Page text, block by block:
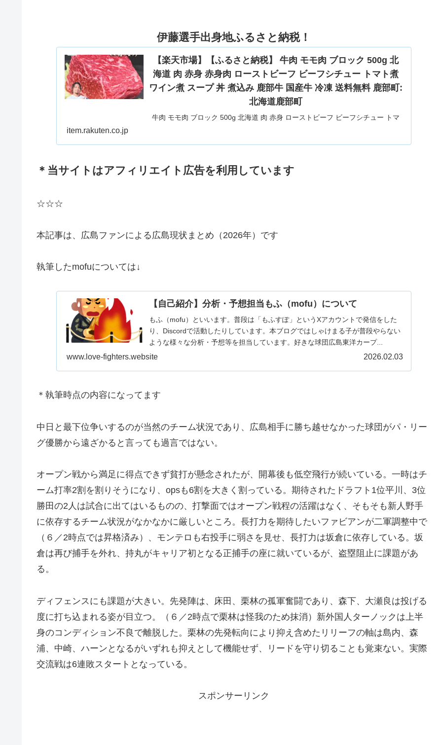
伊藤選手出身地ふるさと納税！
【楽天市場】【ふるさと納税】 牛肉 モモ肉 ブロック 500g 北
海道 肉 赤身 赤身肉 ローストビーフ ビーフシチュー トマト煮
ワイン煮 スープ 丼 煮込み 鹿部牛 国産牛 冷凍 送料無料 鹿部町:
北海道鹿部町
牛肉 モモ肉 ブロック 500g 北海道 肉 赤身 ローストビーフ ビーフシチュー トマ
item.rakuten.co.jp
＊当サイトはアフィリエイト広告を利用しています
☆☆☆
本記事は、広島ファンによる広島現状まとめ（2026年）です
執筆したmofuについては↓
【自己紹介】分析・予想担当もふ（mofu）について
もふ（mofu）といいます。普段は「もふすぽ」というXアカウントで発信をした
り、Discordで活動したりしています。本ブログではしゃけまる子が普段やらない
ような様々な分析・予想等を担当しています。好きな球団広島東洋カープ...
www.love-fighters.website 2026.02.03
＊執筆時点の内容になってます
中日と最下位争いするのが当然のチーム状況であり、広島相手に勝ち越せなかった球団がパ・リー
グ優勝から遠ざかると言っても過言ではない。
オープン戦から満足に得点できず貧打が懸念されたが、開幕後も低空飛行が続いている。一時はチ
ーム打率2割を割りそうになり、opsも6割を大きく割っている。期待されたドラフト1位平川、3位
勝田の2人は試合に出てはいるものの、打撃面ではオープン戦程の活躍はなく、そもそも新人野手
に依存するチーム状況がなかなかに厳しいところ。長打力を期待したいファビアンが二軍調整中で
（６／2時点では昇格済み）、モンテロも右投手に弱さを見せ、長打力は坂倉に依存している。坂
倉は再び捕手を外れ、持丸がキャリア初となる正捕手の座に就いているが、盗塁阻止に課題があ
る。
ディフェンスにも課題が大きい。先発陣は、床田、栗林の孤軍奮闘であり、森下、大瀬良は投げる
度に打ち込まれる姿が目立つ。（６／2時点で栗林は怪我のため抹消）新外国人ターノックは上半
身のコンディション不良で離脱した。栗林の先発転向により抑え含めたリリーフの軸は島内、森
浦、中崎、ハーンとなるがいずれも抑えとして機能せず、リードを守り切ることも覚束ない。実際
交流戦は6連敗スタートとなっている。
スポンサーリンク